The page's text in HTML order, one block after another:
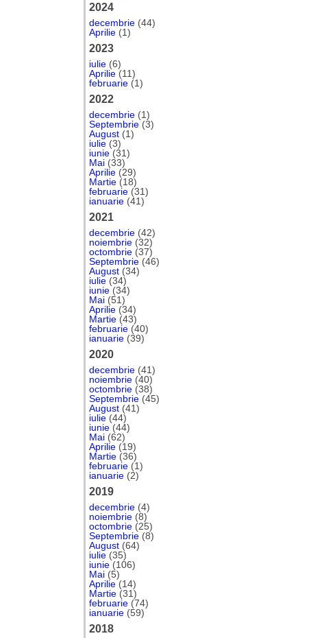
2024
decembrie (44)
Aprilie (1)
2023
iulie (6)
Aprilie (11)
februarie (1)
2022
decembrie (1)
Septembrie (3)
August (1)
iulie (3)
iunie (31)
Mai (33)
Aprilie (29)
Martie (18)
februarie (31)
ianuarie (41)
2021
decembrie (42)
noiembrie (32)
octombrie (37)
Septembrie (46)
August (34)
iulie (34)
iunie (34)
Mai (51)
Aprilie (34)
Martie (43)
februarie (40)
ianuarie (39)
2020
decembrie (41)
noiembrie (40)
octombrie (38)
Septembrie (45)
August (41)
iulie (44)
iunie (44)
Mai (62)
Aprilie (19)
Martie (36)
februarie (1)
ianuarie (2)
2019
decembrie (4)
noiembrie (8)
octombrie (25)
Septembrie (8)
August (64)
iulie (35)
iunie (106)
Mai (5)
Aprilie (14)
Martie (31)
februarie (74)
ianuarie (59)
2018